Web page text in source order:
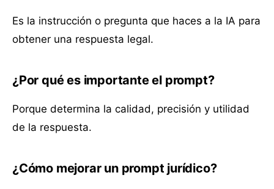
Es la instrucción o pregunta que haces a la IA para
obtener una respuesta legal.
¿Por qué es importante el prompt?
Porque determina la calidad, precisión y utilidad
de la respuesta.
¿Cómo mejorar un prompt jurídico?